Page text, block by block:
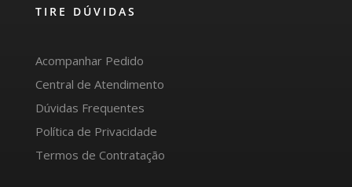
TIRE DÚVIDAS
Acompanhar Pedido
Central de Atendimento
Dúvidas Frequentes
Política de Privacidade
Termos de Contratação